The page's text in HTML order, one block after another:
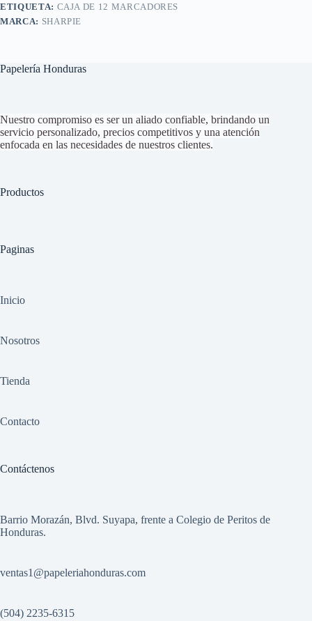
ETIQUETA: CAJA DE 12 MARCADORES
MARCA: SHARPIE
Papelería Honduras
Nuestro compromiso es ser un aliado confiable, brindando un
servicio personalizado, precios competitivos y una atención
enfocada en las necesidades de nuestros clientes.
Productos
Paginas
Inicio
Nosotros
Tienda
Contacto
Contáctenos
Barrio Morazán, Blvd. Suyapa, frente a Colegio de Peritos de
Honduras.
ventas1 @papeleriahonduras.com
(504) 2235-6315